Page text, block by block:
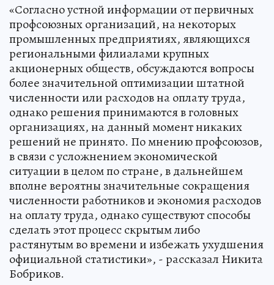
«Согласно устной информации от первичных
профсоюзных организаций, на некоторых
промышленных предприятиях, являющихся
региональными филиалами крупных
акционерных обществ, обсуждаются вопросы
более значительной оптимизации штатной
численности или расходов на оплату труда,
однако решения принимаются в головных
организациях, на данный момент никаких
решений не принято. По мнению профсоюзов,
в связи с усложнением экономической
ситуации в целом по стране, в дальнейшем
вполне вероятны значительные сокращения
численности работников и экономия расходов
на оплату труда, однако существуют способы
сделать этот процесс скрытым либо
растянутым во времени и избежать ухудшения
официальной статистики», - рассказал Никита
Бобриков.